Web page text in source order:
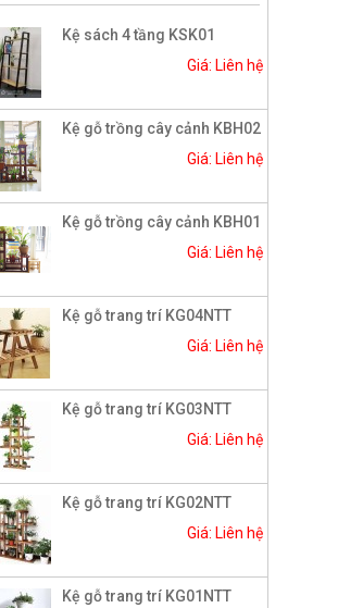
Kệ sách 4 tầng KSK01
Giá: Liên hệ
Kệ gỗ trồng cây cảnh KBH02
Giá: Liên hệ
Kệ gỗ trồng cây cảnh KBH01
Giá: Liên hệ
Kệ gỗ trang trí KG04NTT
Giá: Liên hệ
Kệ gỗ trang trí KG03NTT
Giá: Liên hệ
Kệ gỗ trang trí KG02NTT
Giá: Liên hệ
Kệ gỗ trang trí KG01NTT